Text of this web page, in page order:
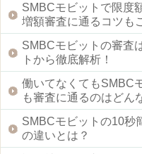
SMBCモビットで限度
増額審査に通るコツも
SMBCモビットの審査
トから徹底解析！
働いてなくてもSMBC
も審査に通るのはどん
SMBCモビットの10秒
の違いとは？